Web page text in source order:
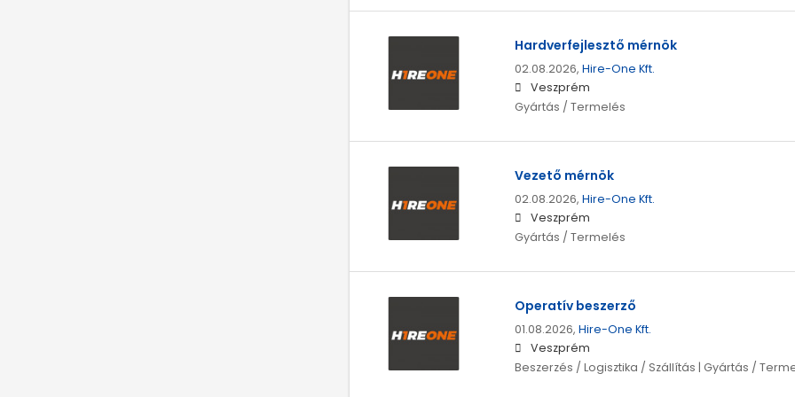
Hardverfejlesztő mérnök
02.08.2026, Hire-One Kft.
Veszprém
Gyártás / Termelés
Vezető mérnök
02.08.2026, Hire-One Kft.
Veszprém
Gyártás / Termelés
Operatív beszerző
01.08.2026, Hire-One Kft.
Veszprém
Beszerzés / Logisztika / Szállítás | Gyártás /